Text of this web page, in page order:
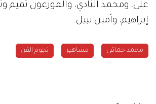
علي، ومحمد النادي، والموزعون تميم
إبراهيم، وأمين نبيل.
محمد حماقي مشاهير نجوم الفن